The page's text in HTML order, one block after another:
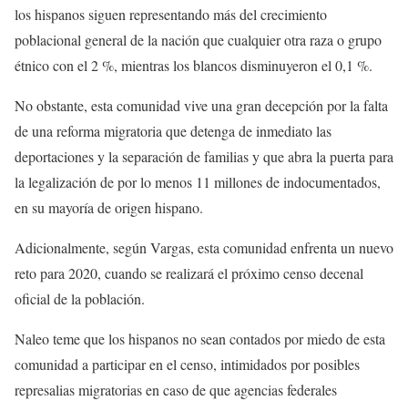
los hispanos siguen representando más del crecimiento
poblacional general de la nación que cualquier otra raza o grupo
étnico con el 2 %, mientras los blancos disminuyeron el 0,1 %.
No obstante, esta comunidad vive una gran decepción por la falta
de una reforma migratoria que detenga de inmediato las
deportaciones y la separación de familias y que abra la puerta para
la legalización de por lo menos 11 millones de indocumentados,
en su mayoría de origen hispano.
Adicionalmente, según Vargas, esta comunidad enfrenta un nuevo
reto para 2020, cuando se realizará el próximo censo decenal
oficial de la población.
Naleo teme que los hispanos no sean contados por miedo de esta
comunidad a participar en el censo, intimidados por posibles
represalias migratorias en caso de que agencias federales